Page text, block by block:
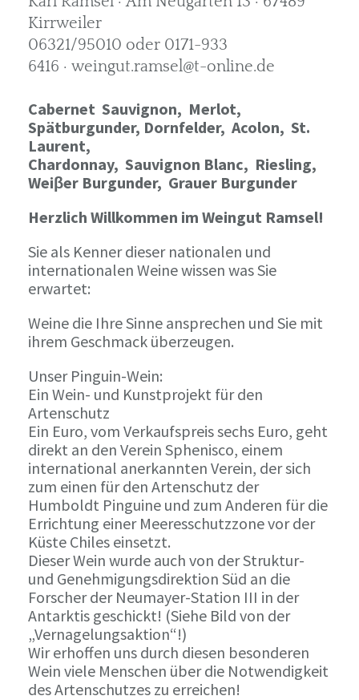
Kirrweiler
06321/95010 oder 0171-933
6416 · weingut.ramsel@t-online.de
Cabernet Sauvignon, Merlot,
Spätburgunder, Dornfelder, Acolon, St.
Laurent,
Chardonnay, Sauvignon Blanc, Riesling,
Weiβer Burgunder, Grauer Burgunder
Herzlich Willkommen im Weingut Ramsel!
Sie als Kenner dieser nationalen und
internationalen Weine wissen was Sie
erwartet:
Weine die Ihre Sinne ansprechen und Sie mit
ihrem Geschmack überzeugen.
Unser Pinguin-Wein:
Ein Wein- und Kunstprojekt für den
Artenschutz
Ein Euro, vom Verkaufspreis sechs Euro, geht
direkt an den Verein Sphenisco, einem
international anerkannten Verein, der sich
zum einen für den Artenschutz der
Humboldt Pinguine und zum Anderen für die
Errichtung einer Meeresschutzzone vor der
Küste Chiles einsetzt.
Dieser Wein wurde auch von der Struktur-
und Genehmigungsdirektion Süd an die
Forscher der Neumayer-Station III in der
Antarktis geschickt! (Siehe Bild von der
„Vernagelungsaktion“!)
Wir erhoffen uns durch diesen besonderen
Wein viele Menschen über die Notwendigkeit
des Artenschutzes zu erreichen!